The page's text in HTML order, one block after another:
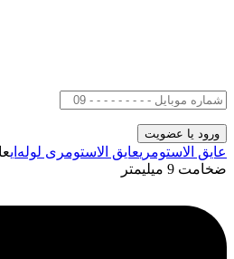
عایق الاستومریعایق الاستومری لوله‌ای
ضخامت 9 میلیمتر